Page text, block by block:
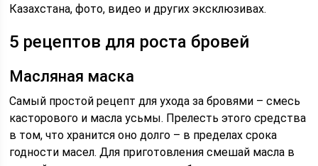
Казахстана, фото, видео и других эксклюзивах.
5 рецептов для роста бровей
Масляная маска
Самый простой рецепт для ухода за бровями – смесь
касторового и масла усьмы. Прелесть этого средства
в том, что хранится оно долго – в пределах срока
годности масел. Для приготовления смешай масла в